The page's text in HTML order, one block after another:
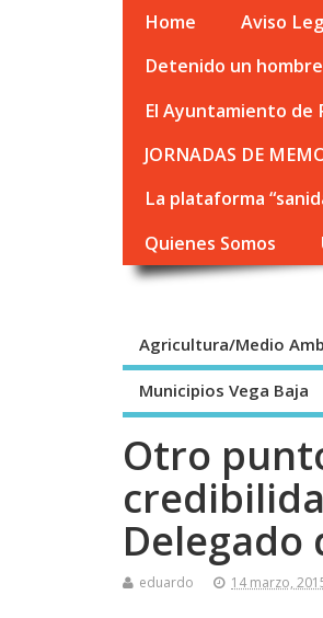
Home Aviso
Detenido un
El Ayuntamiento de
JORNADAS DE
La plataforma
Quienes Somos
Agricultura/Medio
Municipios Vega Baja
Otro
Delegado
eduardo 14 marzo,